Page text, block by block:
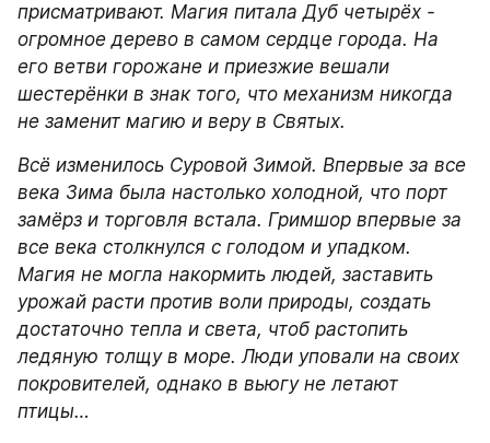
присматривают. Магия питала Дуб четырёх -
огромное дерево в самом сердце города. На
его ветви горожане и приезжие вешали
шестерёнки в знак того, что механизм никогда
не заменит магию и веру в Святых.
Всё изменилось Суровой Зимой. Впервые за все
века Зима была настолько холодной, что порт
замёрз и торговля встала. Гримшор впервые за
все века столкнулся с голодом и упадком.
Магия не могла накормить людей, заставить
урожай расти против воли природы, создать
достаточно тепла и света, чтоб растопить
ледяную толщу в море. Люди уповали на своих
покровителей, однако в вьюгу не летают
птицы…